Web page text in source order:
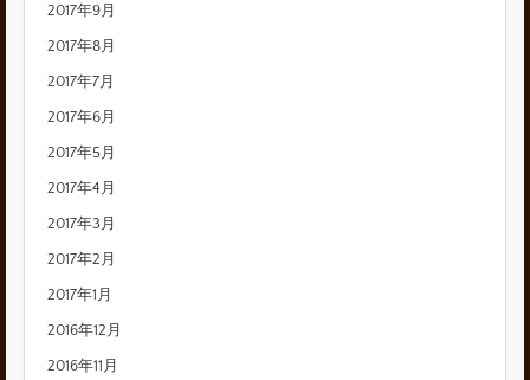
2017年9月
2017年8月
2017年7月
2017年6月
2017年5月
2017年4月
2017年3月
2017年2月
2017年1月
2016年12月
2016年11月